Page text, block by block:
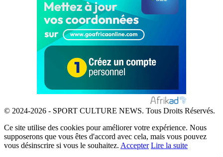
© 2024-2026 - SPORT CULTURE NEWS. Tous Droits Réservés.
Ce site utilise des cookies pour améliorer votre expérience. Nous
supposerons que vous êtes d'accord avec cela, mais vous pouvez
vous désinscrire si vous le souhaitez. Accepter Lire la suite